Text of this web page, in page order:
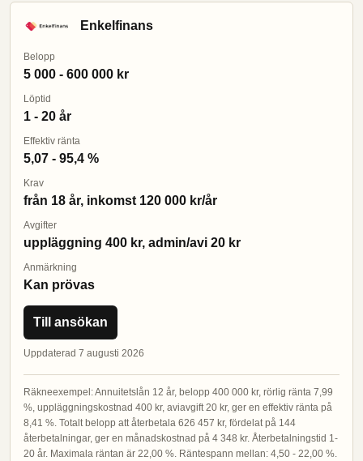
Enkelfinans
Belopp
5 000 - 600 000 kr
Löptid
1 - 20 år
Effektiv ränta
5,07 - 95,4 %
Krav
från 18 år, inkomst 120 000 kr/år
Avgifter
uppläggning 400 kr, admin/avi 20 kr
Anmärkning
Kan prövas
Till ansökan
Uppdaterad 7 augusti 2026
Räkneexempel: Annuitetslån 12 år, belopp 400 000 kr, rörlig ränta 7,99
%, uppläggningskostnad 400 kr, aviavgift 20 kr, ger en effektiv ränta på
8,41 %. Totalt belopp att återbetala 626 457 kr, fördelat på 144
återbetalningar, ger en månadskostnad på 4 348 kr. Återbetalningstid 1-
20 år. Maximala räntan är 22,00 %. Räntespann mellan: 4,50 - 22,00 %.